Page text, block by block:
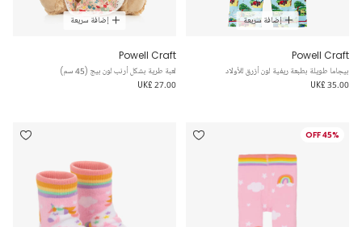
إضافة سريعة
Powell Craft
بيجاما طويلة بطبعة ريفية لون أزرق للأولاد
UK£ 35.00
إضافة سريعة
Powell Craft
لعبة طرية بشكل أرنب لون بيج (45 سم)
UK£ 27.00
45% OFF